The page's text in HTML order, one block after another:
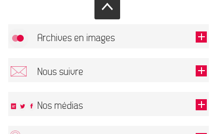
Archives en images
Nous suivre
Nos médias